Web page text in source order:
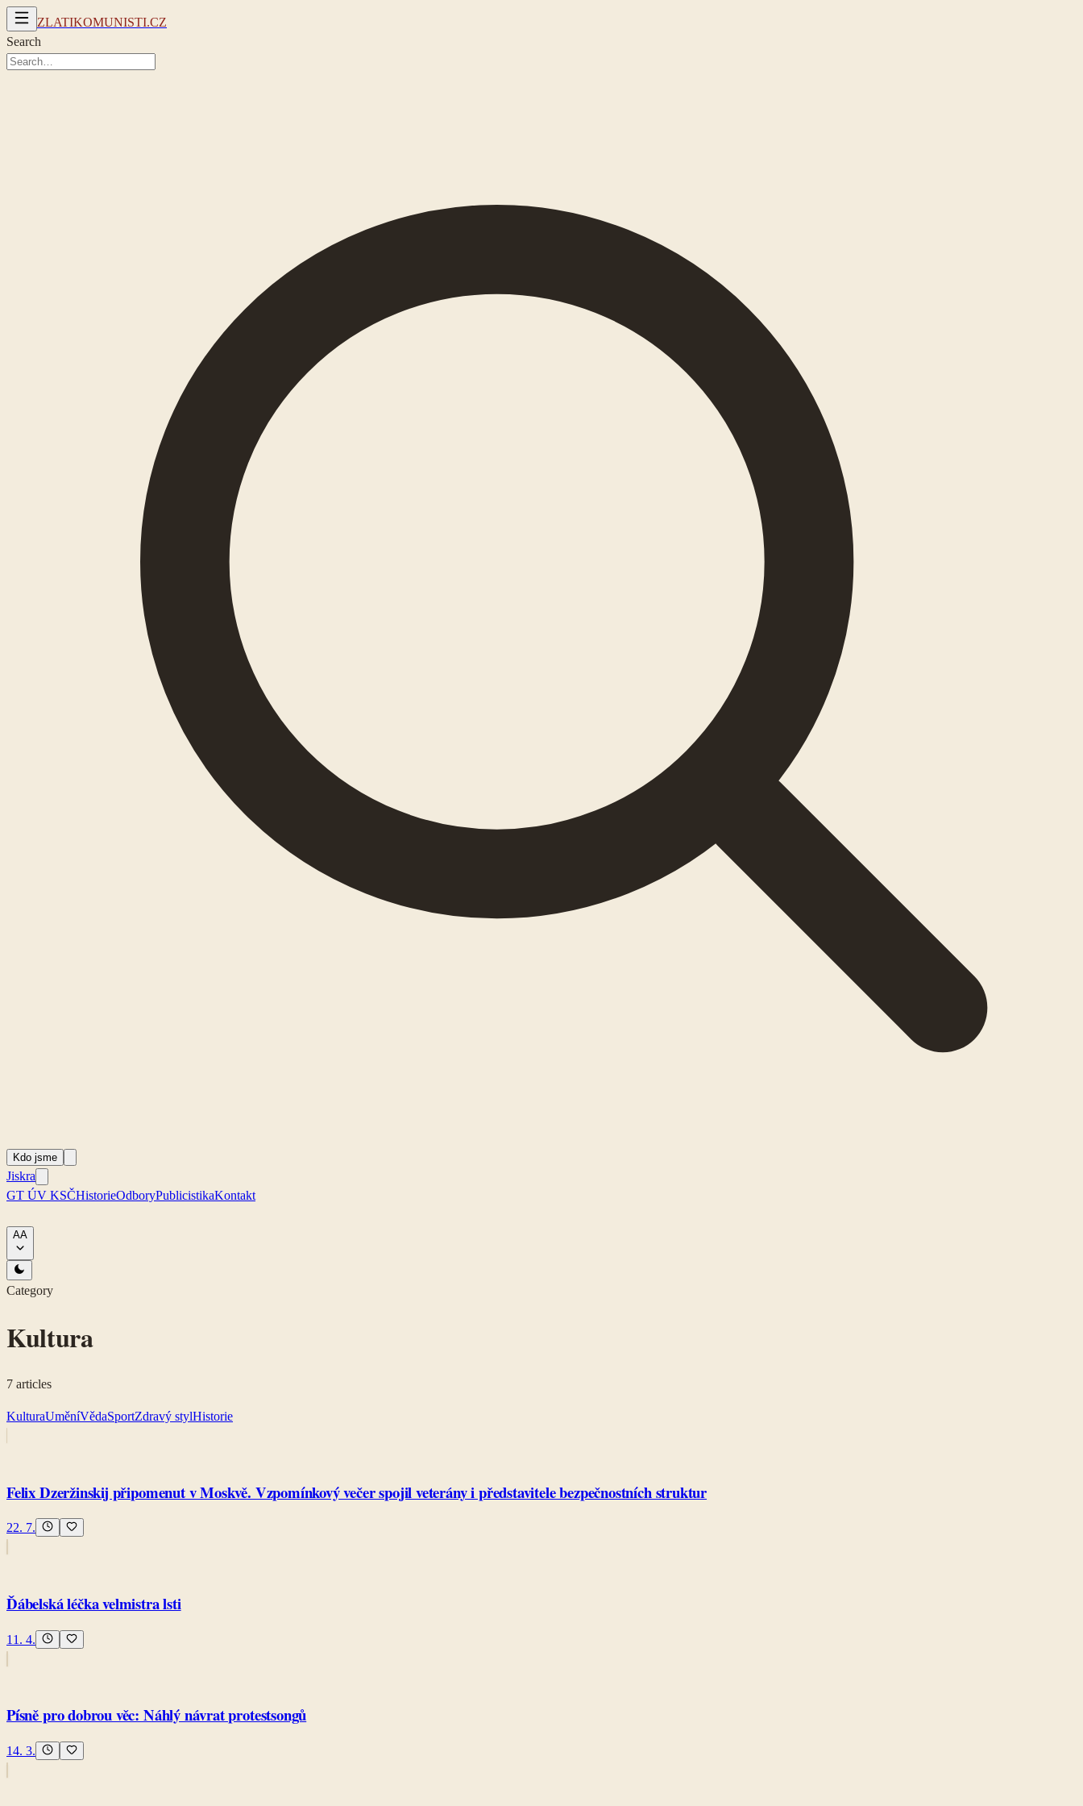
ZLATIKOMUNISTI.CZ
Search
Kdo jsme
Jiskra
GT ÚV KSČHistorieOdboryPublicistikaKontakt
AA
Category
Kultura
7 articles
KulturaUměníVědaSportZdravý stylHistorie
Felix Dzeržinskij připomenut v Moskvě. Vzpomínkový večer spojil veterány i představitele bezpečnostních struktur
22. 7.
Ďábelská léčka velmistra lsti
11. 4.
Písně pro dobrou věc: Náhlý návrat protestsongů
14. 3.